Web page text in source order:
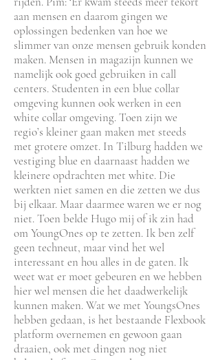
aan mensen en daarom gingen we
oplossingen bedenken van hoe we
slimmer van onze mensen gebruik konden
maken. Mensen in magazijn kunnen we
namelijk ook goed gebruiken in call
centers. Studenten in een blue collar
omgeving kunnen ook werken in een
white collar omgeving. Toen zijn we
regio’s kleiner gaan maken met steeds
met grotere omzet. In Tilburg hadden we
vestiging blue en daarnaast hadden we
kleinere opdrachten met white. Die
werkten niet samen en die zetten we dus
bij elkaar. Maar daarmee waren we er nog
niet. Toen belde Hugo mij of ik zin had
om YoungOnes op te zetten. Ik ben zelf
geen techneut, maar vind het wel
interessant en hou alles in de gaten. Ik
weet wat er moet gebeuren en we hebben
hier wel mensen die het daadwerkelijk
kunnen maken. Wat we met YoungsOnes
hebben gedaan, is het bestaande Flexbook
platform overnemen en gewoon gaan
draaien, ook met dingen nog niet